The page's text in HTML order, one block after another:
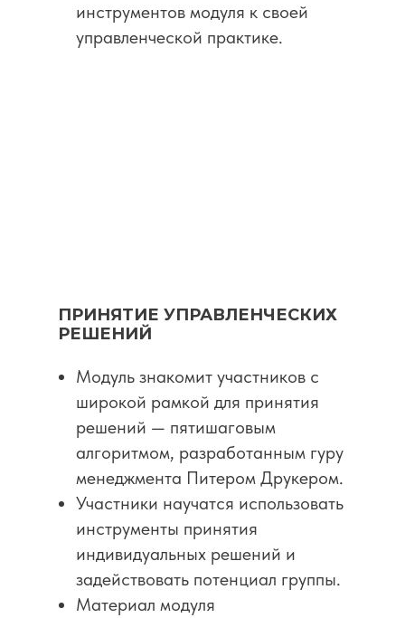
инструментов модуля к своей
управленческой практике.
ПРИНЯТИЕ УПРАВЛЕНЧЕСКИХ
РЕШЕНИЙ
Модуль знакомит участников с
широкой рамкой для принятия
решений — пятишаговым
алгоритмом, разработанным гуру
менеджмента Питером Друкером.
Участники научатся использовать
инструменты принятия
индивидуальных решений и
задействовать потенциал группы.
Материал модуля